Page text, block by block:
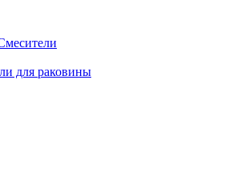
для раковины